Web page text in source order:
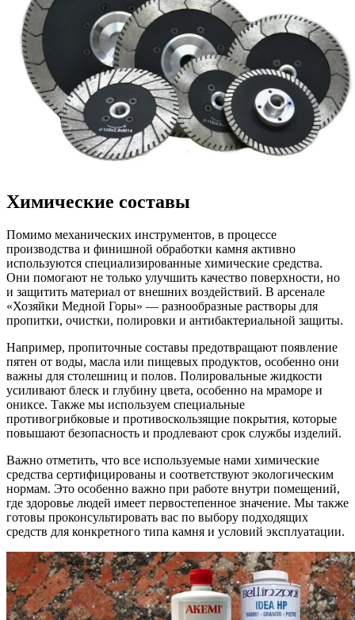
Химические составы
Помимо механических инструментов, в процессе
производства и финишной обработки камня активно
используются специализированные химические средства.
Они помогают не только улучшить качество поверхности, но
и защитить материал от внешних воздействий. В арсенале
«Хозяйки Медной Горы» — разнообразные растворы для
пропитки, очистки, полировки и антибактериальной защиты.
Например, пропиточные составы предотвращают появление
пятен от воды, масла или пищевых продуктов, особенно они
важны для столешниц и полов. Полировальные жидкости
усиливают блеск и глубину цвета, особенно на мраморе и
ониксе. Также мы используем специальные
противогрибковые и противоскользящие покрытия, которые
повышают безопасность и продлевают срок службы изделий.
Важно отметить, что все используемые нами химические
средства сертифицированы и соответствуют экологическим
нормам. Это особенно важно при работе внутри помещений,
где здоровье людей имеет первостепенное значение. Мы также
готовы проконсультировать вас по выбору подходящих
средств для конкретного типа камня и условий эксплуатации.